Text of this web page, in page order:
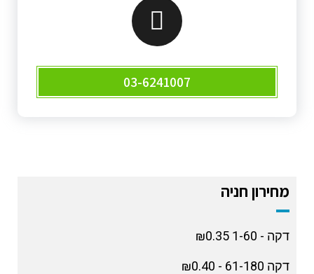
03-6241007
מחירון חניה
דקה - 1-60 ₪0.35
דקה 61-180 - ₪0.40